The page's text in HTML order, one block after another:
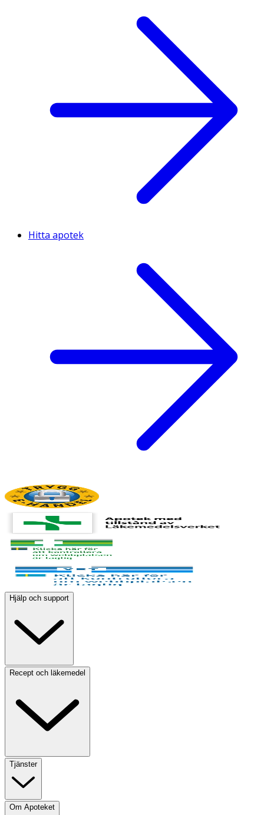
Hitta apotek
Hjälp och support
Recept och läkemedel
Tjänster
Om Apoteket